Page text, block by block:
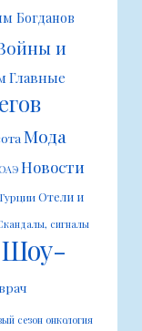
Богданов
и
Главные
Мода
Новости
Отели и
сигналы
Шоу-
врач
сезон онкология